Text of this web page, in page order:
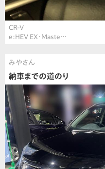
CR-V
e:HEV EX・Maste…
みやさん
納車までの道のり